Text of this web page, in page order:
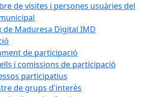
de visites i persones usuàries del
de Maduresa Digital IMD
de participació
i comissions de participació
participatius
de grups d'interès